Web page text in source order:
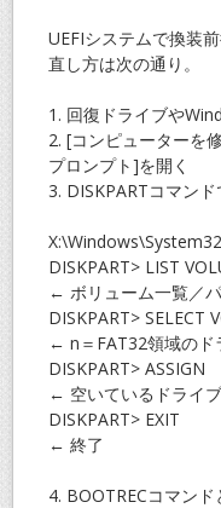
UEFIシステムで換装
直し方は次の通り。
1. 回復ドライブや
2. [コンピューターを
プロンプト]を開く
3. DISKPARTコマン
DISKPART> LIST
← ボリューム一覧／
DISKPART> SELECT
← n＝FAT32領域のド
DISKPART> ASSIGN
← 空いているドライ
DISKPART> EXIT
← 終了
4. BOOTRECコマン